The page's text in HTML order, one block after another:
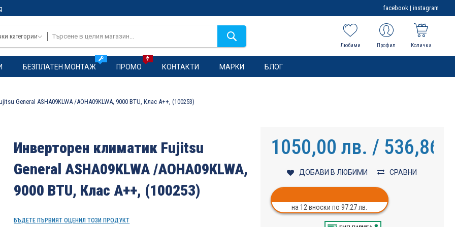
facebook | instagram
категории
Любими Профил Количка
БЕЗПЛАТЕН МОНТАЖ ПРОМО КОНТАКТИ МАРКИ БЛОГ
General ASHA09KLWA /AOHA09KLWA, 9000 BTU, Клас A++, (100253)
Инверторен климатик Fujitsu
General ASHA09KLWA /AOHA09KLWA,
9000 BTU, Клас A++, (100253)
БЪДЕТЕ ПЪРВИЯТ ОЦЕНИЛ ТОЗИ ПРОДУКТ
1050,00 лв. / 536,86 €
ДОБАВИ В ЛЮБИМИ СРАВНИ
на 12 вноски по 97.27 лв.